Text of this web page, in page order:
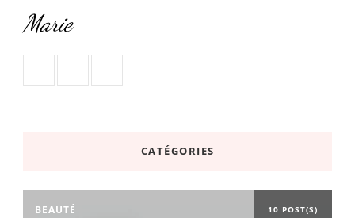
Marie
CATÉGORIES
BEAUTÉ 10 POST(S)